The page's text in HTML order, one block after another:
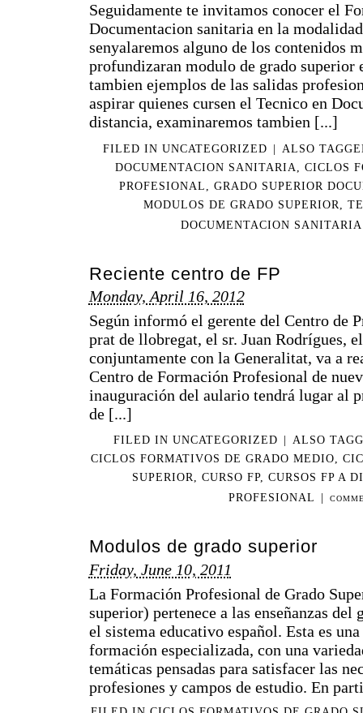
Seguidamente te invitamos conocer el
Documentacion sanitaria en la
senyalaremos alguno de los contenidos
profundizaran modulo de grado superior
tambien ejemplos de las salidas
aspirar quienes cursen el Tecnico en
distancia, examinaremos tambien [...]
FILED IN UNCATEGORIZED |
ALSO
DOCUMENTACION SANITARIA
CICLOS
PROFESIONAL
GRADO SUPERIOR
MODULOS DE GRADO SUPERIOR
DOCUMENTACION SANITARIA
Reciente centro de FP
Monday, April 16, 2012
Según informó el gerente del Centro de
prat de llobregat, el sr. Juan Rodrígues,
conjuntamente con la Generalitat, va a
Centro de Formación Profesional de
inauguración del aulario tendrá lugar al
de [...]
FILED IN UNCATEGORIZED | ALSO
CICLOS FORMATIVOS DE GRADO MEDIO,
SUPERIOR, CURSO FP, CURSOS FP A
PROFESIONAL
|
Modulos de grado superior
Friday, June 10, 2011
La Formación Profesional de Grado
superior) pertenece a las enseñanzas del
el sistema educativo español. Esta es
formación especializada, con una
temáticas pensadas para satisfacer las
profesiones y campos de estudio. En